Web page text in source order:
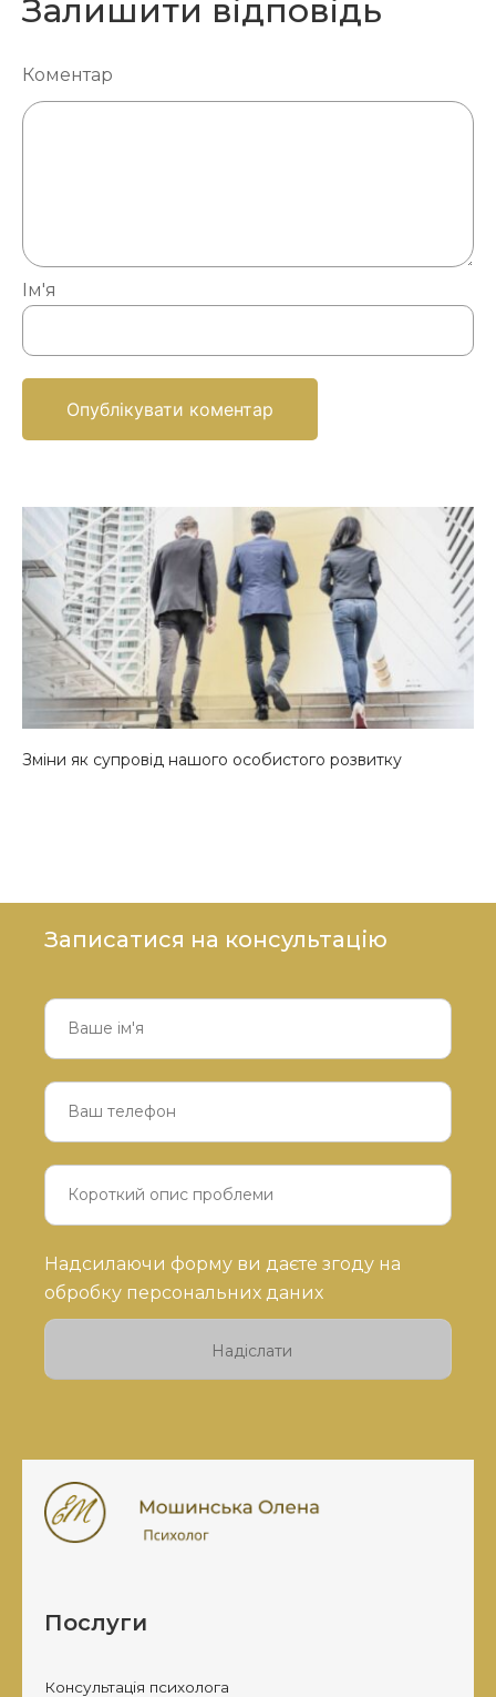
Залишити відповідь
Коментар
Ім'я
Зміни як супровід нашого особистого розвитку
Записатися на консультацію
Будь
ласка,
залиште
поле
Надсилаючи форму ви даєте згоду на
обробку персональних даних
Послуги
Консультація психолога